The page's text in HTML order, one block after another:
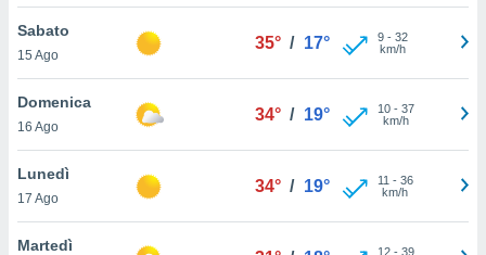
cookie
il tuo
in
a piè
Sabato
15 Ago
35° / 17° 9- 32
km/h
Domenica
16 Ago
34° / 19° 10- 37
km/h
Lunedì
17 Ago
34° / 19° 11 - 36
km/h
Martedì 12- 39